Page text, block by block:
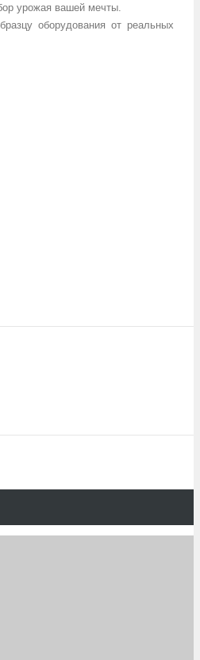
урожая вашей мечты.
оборудования от реальных